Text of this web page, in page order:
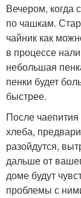
Вечером, когда
по чашкам.
чайник как
в процессе
небольшая
пенки будет
быстрее.
После
хлеба,
разойдутся,
дальше от
доме будут
проблемы с